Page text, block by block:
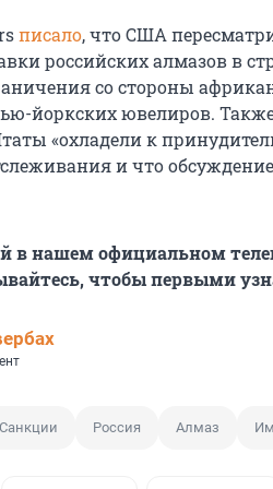
писало, что США
российских алмазов в
со стороны
йоркских ювелиров. Также
«охладели к
и что
в нашем официальном
чтобы первыми
Санкции Россия Алмаз